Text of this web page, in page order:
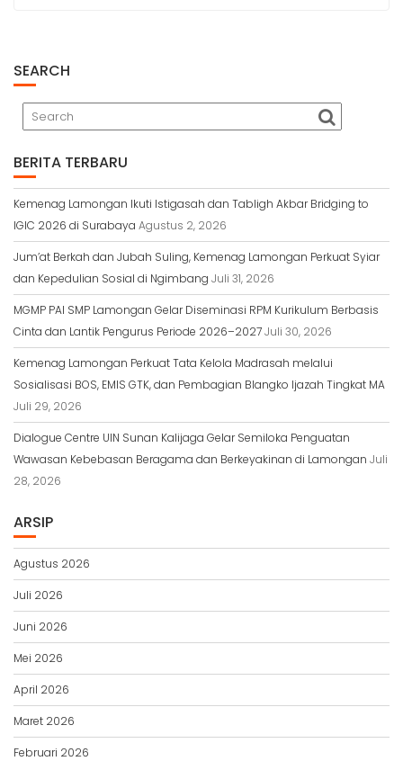
SEARCH
BERITA TERBARU
Kemenag Lamongan Ikuti Istigasah dan Tabligh Akbar Bridging to
IGIC 2026 di Surabaya Agustus 2, 2026
Jum’at Berkah dan Jubah Suling, Kemenag Lamongan Perkuat Syiar
dan Kepedulian Sosial di Ngimbang Juli 31, 2026
MGMP PAI SMP Lamongan Gelar Diseminasi RPM Kurikulum Berbasis
Cinta dan Lantik Pengurus Periode 2026–2027Juli 30, 2026
Kemenag Lamongan Perkuat Tata Kelola Madrasah melalui
Sosialisasi BOS, EMIS GTK, dan Pembagian Blangko Ijazah Tingkat MA
Juli 29, 2026
Dialogue Centre UIN Sunan Kalijaga Gelar Semiloka Penguatan
Wawasan Kebebasan Beragama dan Berkeyakinan di Lamongan Juli
28, 2026
ARSIP
Agustus 2026
Juli 2026
Juni 2026
Mei 2026
April 2026
Maret 2026
Februari 2026